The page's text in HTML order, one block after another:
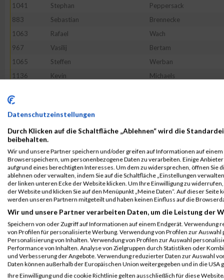
1041
Stephan Peppersack
883
Sebastian Brennecke
1063
Rafael Wach
967
Vasilij Bertam
1065
Steffen Werban
1136
Kevin Michaels
963
1085
Tobias
1151
Frank Schmidt
960
Marijo Barusic
950
Clemens Wenzel
1035
Martin Nadolleck
892
Sven Dheuten
1084
Florian Adomeit
905
Bodo Geerds
1005
Markus Heudecker
1002
Christian Heick
1000
Gabi Hansen
Datenschutzeinstellungen
Durch Klicken auf die Schaltfläche „Ablehnen“ wird die
beibehalten.
Wir und unsere Partner speichern und/oder greifen auf Informationen auf einem
Browserspeichern, um personenbezogene Daten zu verarbeiten. Einige
aufgrund eines berechtigten Interesses. Um dem zu widersprechen, öffnen Sie
ablehnen oder verwalten, indem Sie auf die Schaltfläche „Einstellungen
der linken unteren Ecke der Website klicken. Um Ihre Einwilligung zu
der Website und klicken Sie auf den Menüpunkt „Meine Daten“. Auf dieser
werden unseren Partnern mitgeteilt und haben keinen Einfluss auf die
Wir und unsere Partner verarbeiten Daten, um die Leistung der
Speichern von oder Zugriff auf Informationen auf einem Endgerät. Verwendung
von Profilen für personalisierte Werbung. Verwendung von Profilen zur
Personalisierung von Inhalten. Verwendung von Profilen zur Auswahl
Performance von Inhalten. Analyse von Zielgruppen durch Statistiken oder
und Verbesserung der Angebote. Verwendung reduzierter Daten zur Auswahl
Daten können außerhalb der Europäischen Union weitergegeben und in die USA
Ihre Einwilligung und die cookie Richtlinie gelten ausschließlich für diese